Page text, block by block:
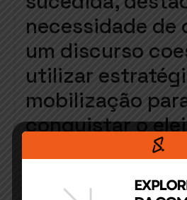
necessidade de
um discurso
utilizar
mobilização
conquistar o
A Associação
Empresarial de